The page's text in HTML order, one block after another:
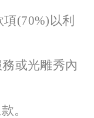
(70%)以利
或光雕秀內
。